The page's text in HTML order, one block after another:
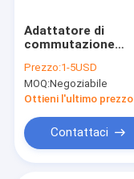
Contattaci
notizie
Adattatore di
commutazione
di CC di CA con
sicurezza dell'UL
Prezzo:1-5USD
MOQ:Negoziabile
Ottieni l'ultimo prezzo
Contattaci